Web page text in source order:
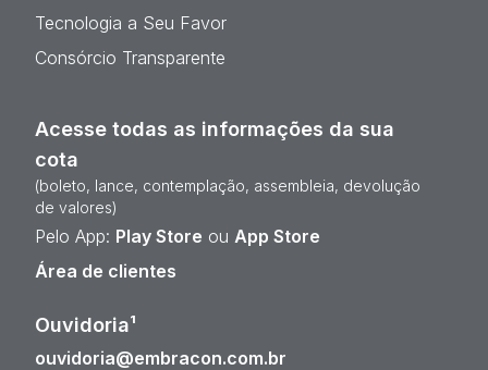
Tecnologia a Seu Favor
Consórcio Transparente
Acesse todas as informações da sua
cota
(boleto, lance, contemplação, assembleia, devolução
de valores)
Pelo App: Play Store ou App Store
Área de clientes
Ouvidoria¹
ouvidoria@embracon.com.br